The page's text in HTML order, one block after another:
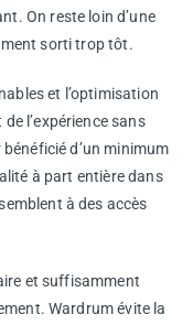
On reste loin d’une
sorti trop tôt.
et l’optimisation
l’expérience sans
d’un minimum
à part entière dans
à des accès
et suffisamment
Wardrum évite la